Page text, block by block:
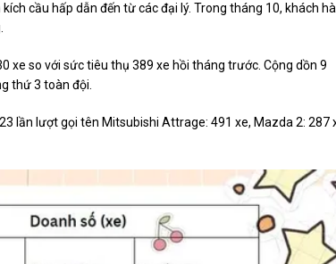
cầu hấp dẫn đến từ các đại lý. Trong tháng 10, khách
xe so với sức tiêu thụ 389 xe hồi tháng trước. Cộng dồn 9
thứ 3 toàn đội.
lần lượt gọi tên Mitsubishi Attrage: 491 xe, Mazda 2: 287